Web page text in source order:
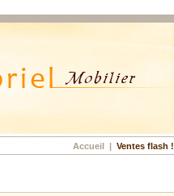
Accueil | Ventes flash !